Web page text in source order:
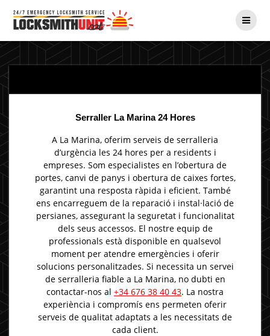
Serraller La Marina 24 Hores
A La Marina, oferim serveis de serralleria
d’urgència les 24 hores per a residents i
empreses. Som especialistes en l’obertura de
portes, canvi de panys i obertura de caixes fortes,
garantint una resposta ràpida i eficient. També
ens encarreguem de la reparació i instal·lació de
persianes, assegurant la seguretat i funcionalitat
dels seus accessos. El nostre equip de
professionals està disponible en qualsevol
moment per atendre emergències i oferir
solucions personalitzades. Si necessita un servei
de serralleria fiable a La Marina, no dubti en
contactar-nos al +34 676 38 40 43. La nostra
experiència i compromís ens permeten oferir
serveis de qualitat adaptats a les necessitats de
cada client.